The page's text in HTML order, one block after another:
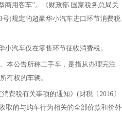
商用客车”。《财政部 国家税务总局关
)规定的超豪华小汽车进口环节消费税
汽车仅在零售环节征收消费税。
公告所称二手车，是指从办理完注
有权的车辆。
税有关事项的通知》(财税〔2016〕
取的与购车行为相关的全部价款和价外